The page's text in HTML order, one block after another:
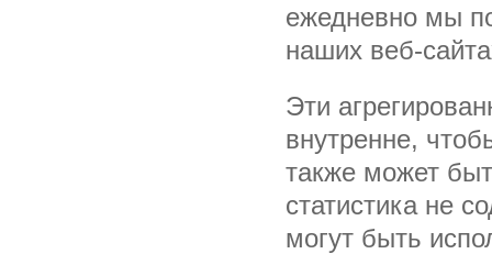
ежедневно мы
наших веб-
Эти
внутренне,
также может
статистика не
могут быть